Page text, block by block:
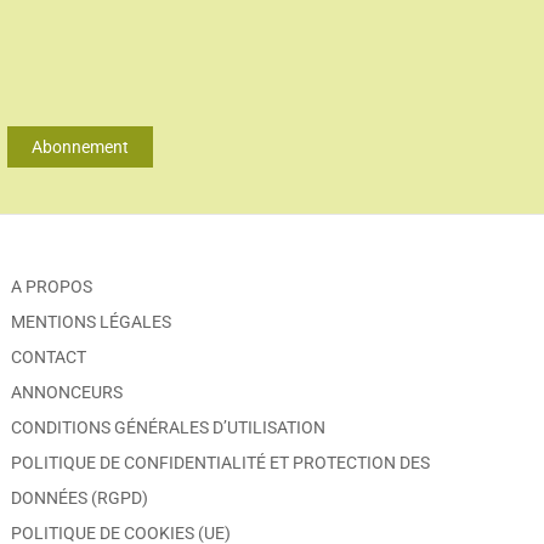
Abonnement
A PROPOS
MENTIONS LÉGALES
CONTACT
ANNONCEURS
CONDITIONS GÉNÉRALES D’UTILISATION
POLITIQUE DE CONFIDENTIALITÉ ET PROTECTION DES
DONNÉES (RGPD)
POLITIQUE DE COOKIES (UE)